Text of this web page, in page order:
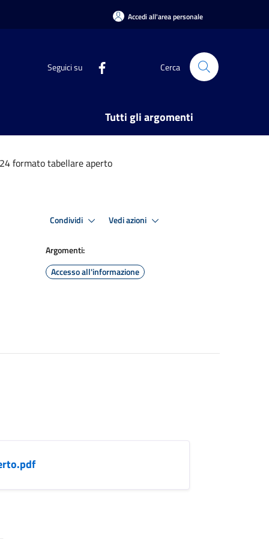
Accedi all'area personale
Seguici su Cerca
Tutti gli argomenti
formato tabellare aperto
Condividi Vedi azioni
Argomenti:
Accesso all'informazione